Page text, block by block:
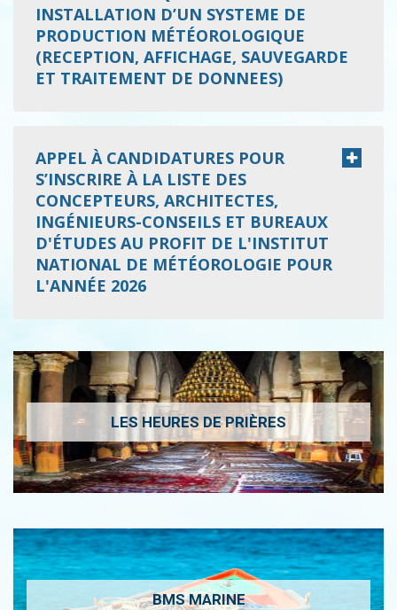
INSTALLATION D’UN SYSTEME DE
PRODUCTION MÉTÉOROLOGIQUE
(RECEPTION, AFFICHAGE, SAUVEGARDE
ET TRAITEMENT DE DONNEES)
APPEL À CANDIDATURES POUR
S’INSCRIRE À LA LISTE DES
CONCEPTEURS, ARCHITECTES,
INGÉNIEURS-CONSEILS ET BUREAUX
D'ÉTUDES AU PROFIT DE L'INSTITUT
NATIONAL DE MÉTÉOROLOGIE POUR
L'ANNÉE 2026
LES HEURES DE PRIÈRES
BMS MARINE